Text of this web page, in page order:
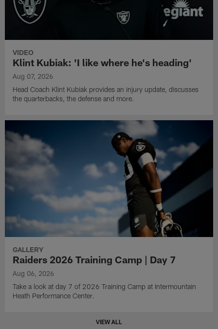
VIDEO
Klint Kubiak: 'I like where he's heading'
Aug 07, 2026
Head Coach Klint Kubiak provides an injury update, discusses
the quarterbacks, the defense and more.
GALLERY
Raiders 2026 Training Camp | Day 7
Aug 06, 2026
Take a look at day 7 of 2026 Training Camp at Intermountain
Heath Performance Center.
VIEW ALL